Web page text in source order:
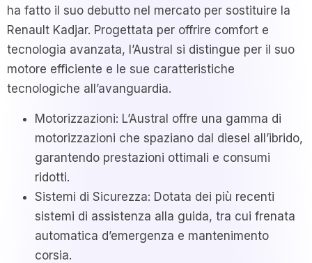
ha fatto il suo debutto nel mercato per sostituire la
Renault Kadjar. Progettata per offrire comfort e
tecnologia avanzata, l’Austral si distingue per il suo
motore efficiente e le sue caratteristiche
tecnologiche all’avanguardia.
Motorizzazioni: L’Austral offre una gamma di
motorizzazioni che spaziano dal diesel all’ibrido,
garantendo prestazioni ottimali e consumi
ridotti.
Sistemi di Sicurezza: Dotata dei più recenti
sistemi di assistenza alla guida, tra cui frenata
automatica d’emergenza e mantenimento
corsia.